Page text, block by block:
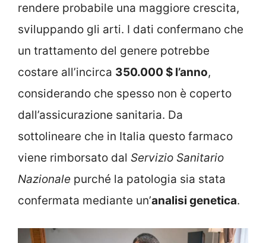
rendere probabile una maggiore crescita,
sviluppando gli arti. I dati confermano che
un trattamento del genere potrebbe
costare all’incirca 350.000 $ l’anno,
considerando che spesso non è coperto
dall’assicurazione sanitaria. Da
sottolineare che in Italia questo farmaco
viene rimborsato dal Servizio Sanitario
Nazionale purché la patologia sia stata
confermata mediante un’analisi genetica.